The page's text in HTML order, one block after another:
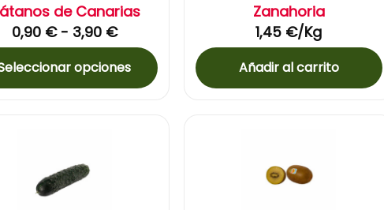
de Canarias
0,90 € - 3,90 €
opciones
Zanahoria
1,45 €/Kg
Añadir al carrito